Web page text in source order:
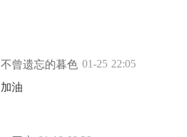
不曾遗忘的暮色 01-25 22:05
加油